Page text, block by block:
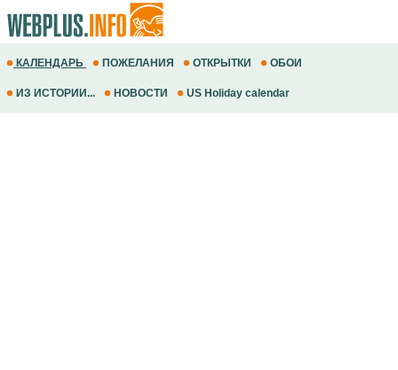
КАЛЕНДАРЬ ПОЖЕЛАНИЯ ОТКРЫТКИ ОБОИ
ИЗ ИСТОРИИ... НОВОСТИ US Holiday calendar